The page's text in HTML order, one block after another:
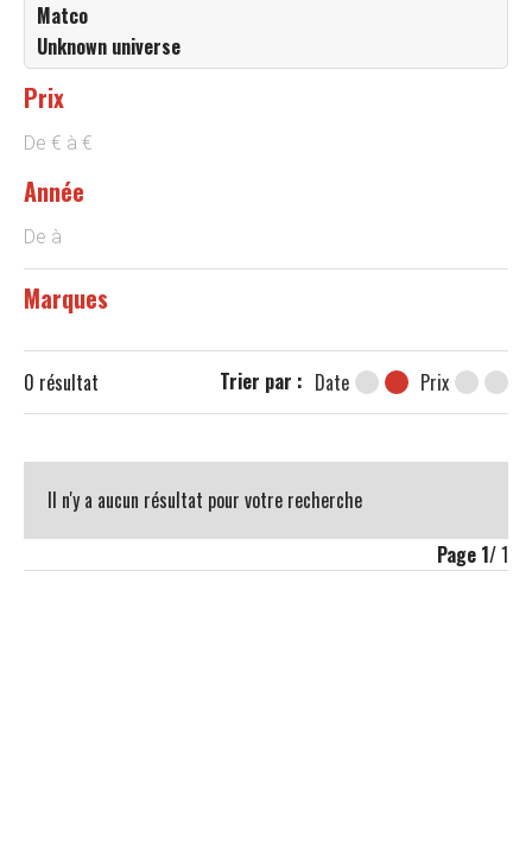
Matco
Unknown universe
Prix
De € à €
Année
De à
Marques
0 résultat Trier par : Date Prix
Il n'y a aucun résultat pour votre recherche
Page 1/ 1